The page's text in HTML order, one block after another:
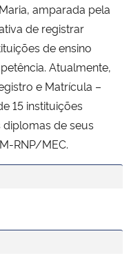
Comunicações
amparada pela
de registrar
de ensino
Atualmente,
e Matrícula –
15 instituições
de seus
RNP/MEC.